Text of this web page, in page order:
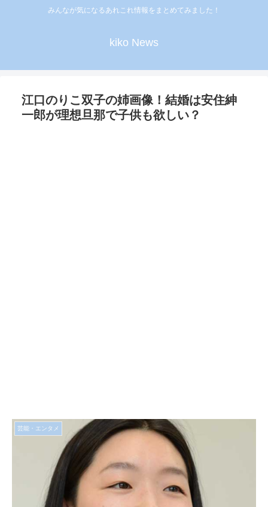
みんなが気になるあれこれ情報をまとめてみました！
kiko News
江口のりこ双子の姉画像！結婚は安住紳
一郎が理想旦那で子供も欲しい？
芸能・エンタメ